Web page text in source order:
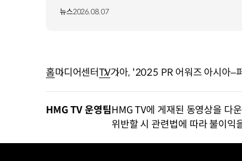
뉴스2026.08.07
홈미디어센터TV기아, '2025 PR 어워즈 아시아–
HMG TV 운영팀HMG TV에 게재된 동영상을 다
위반할 시 관련법에 따라 불이익